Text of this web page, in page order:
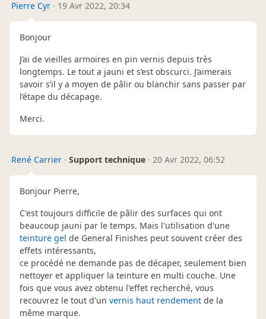
Pierre Cyr · 19 Avr 2022, 20:34
Bonjour
J’ai de vieilles armoires en pin vernis depuis très
longtemps. Le tout a jauni et s’est obscurci. J’aimerais
savoir s’il y a moyen de pâlir ou blanchir sans passer par
l’étape du décapage.
Merci.
René Carrier · Support technique · 20 Avr 2022, 06:52
Bonjour Pierre,
C'est toujours difficile de pâlir des surfaces qui ont
beaucoup jauni par le temps. Mais l'utilisation d'une
teinture gel de General Finishes peut souvent créer des
effets intéressants,
ce procédé ne demande pas de décaper, seulement bien
nettoyer et appliquer la teinture en multi couche. Une
fois que vous avez obtenu l'effet recherché, vous
recouvrez le tout d'un vernis haut rendement de la
même marque.